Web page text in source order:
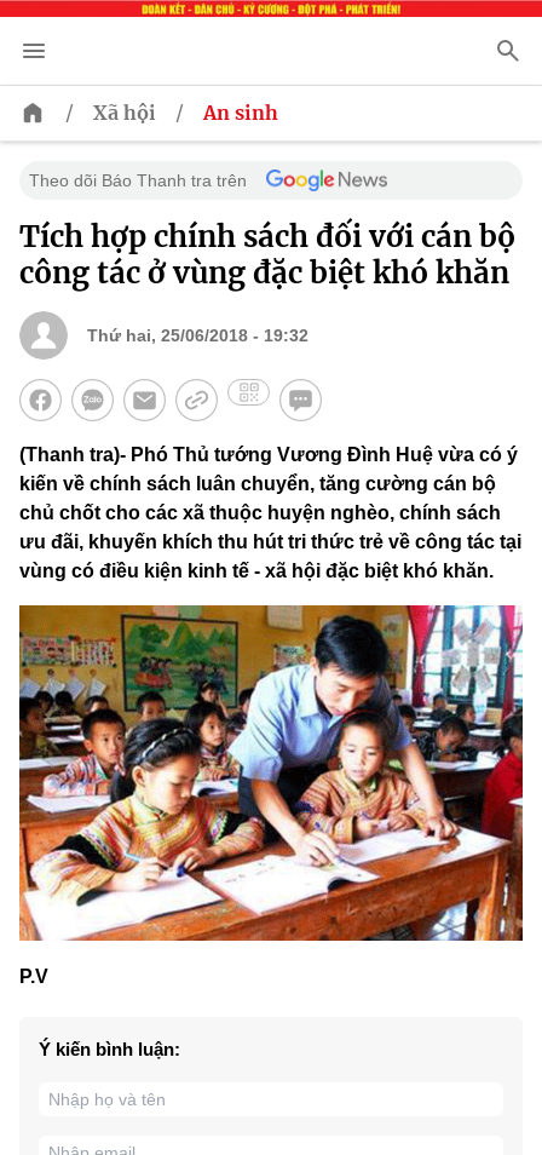
/ Xã hội / An sinh
Theo dõi Báo Thanh tra trên
Tích hợp chính sách đối với cán bộ
công tác ở vùng đặc biệt khó khăn
Thứ hai, 25/06/2018 - 19:32
(Thanh tra)- Phó Thủ tướng Vương Đình Huệ vừa có ý
kiến về chính sách luân chuyển, tăng cường cán bộ
chủ chốt cho các xã thuộc huyện nghèo, chính sách
ưu đãi, khuyến khích thu hút tri thức trẻ về công tác tại
vùng có điều kiện kinh tế - xã hội đặc biệt khó khăn.
P.V
Ý kiến bình luận: